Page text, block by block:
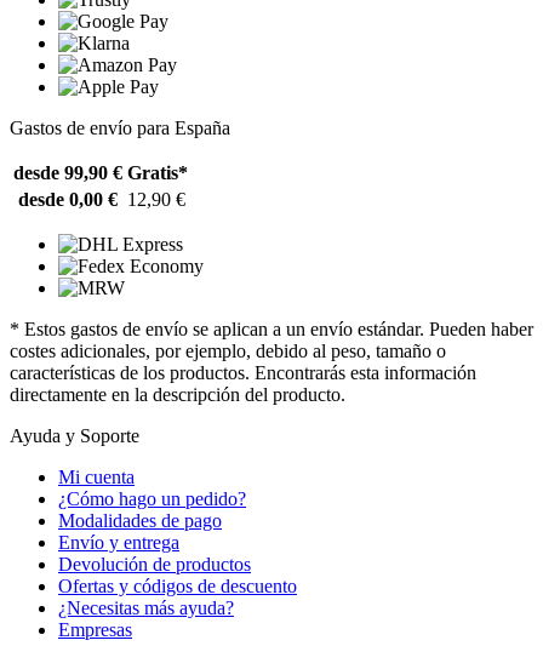
Gastos de envío para España
desde 99,90 € Gratis*
desde 0,00 € 12,90 €
* Estos gastos de envío se aplican a un envío estándar. Pueden haber
costes adicionales, por ejemplo, debido al peso, tamaño o
características de los productos. Encontrarás esta información
directamente en la descripción del producto.
Ayuda y Soporte
Mi cuenta
¿Cómo hago un pedido?
Modalidades de pago
Envío y entrega
Devolución de productos
Ofertas y códigos de descuento
¿Necesitas más ayuda?
Empresas